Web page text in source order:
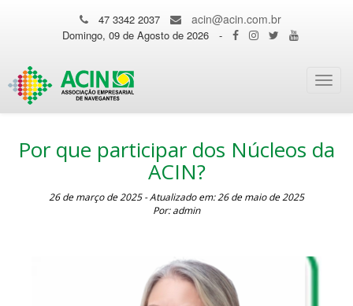
47 3342 2037 acin@acin.com.br
Domingo, 09 de Agosto de 2026 -
Por que participar dos Núcleos da
ACIN?
26 de março de 2025 - Atualizado em: 26 de maio de 2025
Por: admin